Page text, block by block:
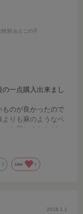
別 :おとこの子
一点購入出来まし
のが良かったので
りも麻のようなベ
と思いましたが、
かの人のベビーカ
ます。
むとコンパクトで
2 Like! 6
2018.1.1